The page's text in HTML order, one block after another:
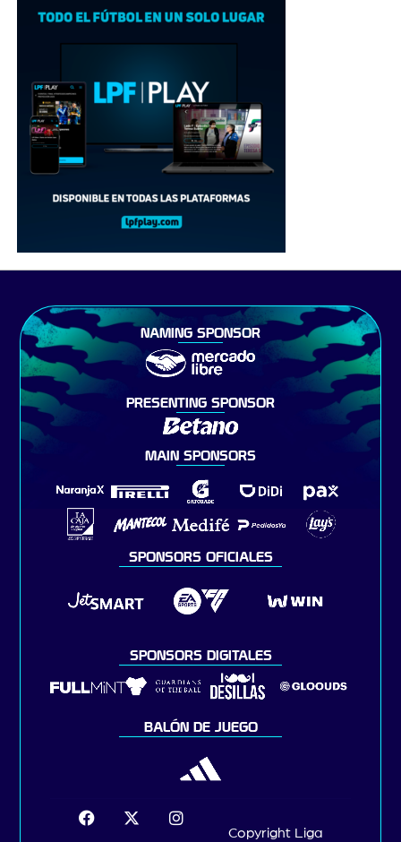
NAMING SPONSOR
PRESENTING SPONSOR
MAIN SPONSORS
SPONSORS OFICIALES
SPONSORS DIGITALES
BALÓN DE JUEGO
Copyright Liga